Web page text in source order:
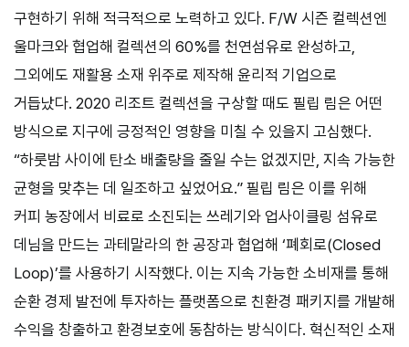
구현하기 위해 적극적으로 노력하고 있다. F/W 시즌 컬렉션엔
울마크와 협업해 컬렉션의 60%를 천연섬유로 완성하고,
그외에도 재활용 소재 위주로 제작해 윤리적 기업으로
거듭났다. 2020 리조트 컬렉션을 구상할 때도 필립 림은 어떤
방식으로 지구에 긍정적인 영향을 미칠 수 있을지 고심했다.
“하룻밤 사이에 탄소 배출량을 줄일 수는 없겠지만, 지속 가능한
균형을 맞추는 데 일조하고 싶었어요.” 필립 림은 이를 위해
커피 농장에서 비료로 소진되는 쓰레기와 업사이클링 섬유로
데님을 만드는 과테말라의 한 공장과 협업해 ‘폐회로(Closed
Loop)’를 사용하기 시작했다. 이는 지속 가능한 소비재를 통해
순환 경제 발전에 투자하는 플랫폼으로 친환경 패키지를 개발해
수익을 창출하고 환경보호에 동참하는 방식이다. 혁신적인 소재